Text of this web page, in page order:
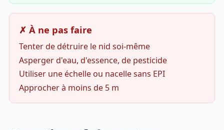
✗ À ne pas faire
Tenter de détruire le nid soi-même
Asperger d'eau, d'essence, de pesticide
Utiliser une échelle ou nacelle sans EPI
Approcher à moins de 5 m